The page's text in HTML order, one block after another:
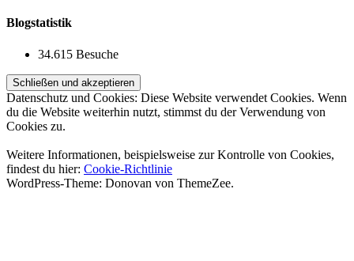
Blogstatistik
34.615 Besuche
Datenschutz und Cookies: Diese Website verwendet Cookies. Wenn
du die Website weiterhin nutzt, stimmst du der Verwendung von
Cookies zu.
Weitere Informationen, beispielsweise zur Kontrolle von Cookies,
findest du hier: Cookie-Richtlinie
WordPress-Theme: Donovan von ThemeZee.